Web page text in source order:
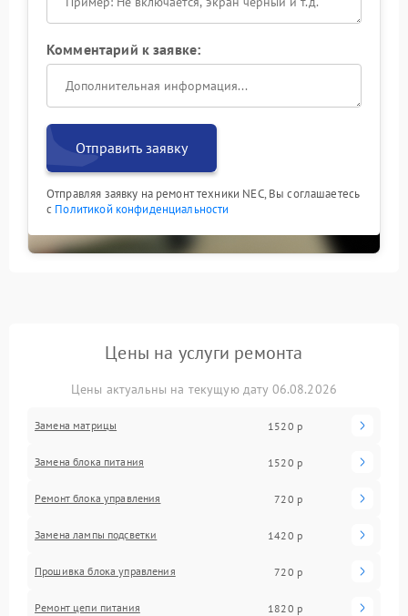
Комментарий к заявке:
Отправить заявку
Отправляя заявку на ремонт техники NEC, Вы соглашаетесь
с Политикой конфиденциальности
Цены на услуги ремонта
Цены актуальны на текущую дату 06.08.2026
Замена матрицы 1520 р
Замена блока питания 1520 р
Ремонт блока управления 720 р
Замена лампы подсветки 1420 р
Прошивка блока управления 720 р
Ремонт цепи питания 1820 р